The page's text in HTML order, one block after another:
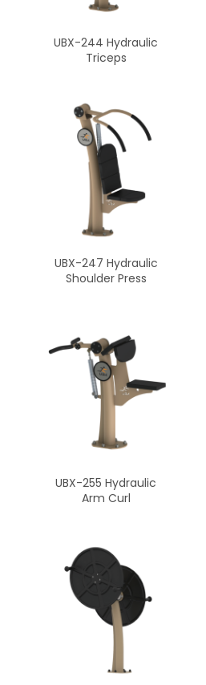
UBX-244 Hydraulic
Triceps
UBX-247 Hydraulic
Shoulder Press
UBX-255 Hydraulic
Arm Curl